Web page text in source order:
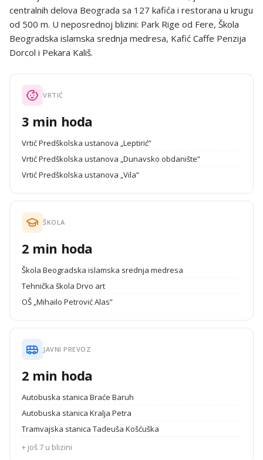
centralnih delova Beograda sa 127 kafića i restorana u krugu
od 500 m. U neposrednoj blizini: Park Rige od Fere, Škola
Beogradska islamska srednja medresa, Kafić Caffe Penzija
Dorcol i Pekara Kališ.
VRTIĆ
3 min hoda
Vrtić Predškolska ustanova „Leptirić”
Vrtić Predškolska ustanova „Dunavsko obdanište”
Vrtić Predškolska ustanova „Vila”
ŠKOLA
2 min hoda
Škola Beogradska islamska srednja medresa
Tehnička škola Drvo art
OŠ „Mihailo Petrović Alas”
JAVNI PREVOZ
2 min hoda
Autobuska stanica Braće Baruh
Autobuska stanica Kralja Petra
Tramvajska stanica Tadeuša Košćuška
+ još 7 u blizini